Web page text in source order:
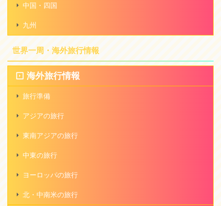
中国・四国
九州
世界一周・海外旅行情報
海外旅行情報
旅行準備
アジアの旅行
東南アジアの旅行
中東の旅行
ヨーロッパの旅行
北・中南米の旅行